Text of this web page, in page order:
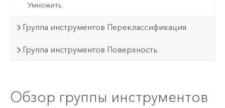
Умножить
Группа инструментов Переклассификация
Группа инструментов Поверхность
Обзор группы инструментов